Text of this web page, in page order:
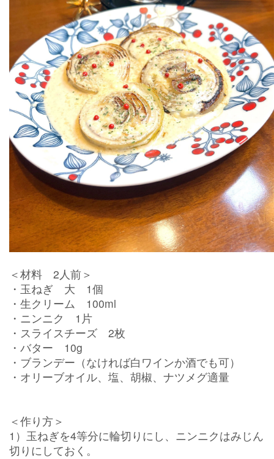
＜材料 2人前＞
・玉ねぎ 大 1個
・生クリーム 100ml
・ニンニク 1片
・スライスチーズ 2枚
・バター 10g
・ブランデー（なければ白ワインか酒でも可）
・オリーブオイル、塩、胡椒、ナツメグ適量
＜作り方＞
1）玉ねぎを4等分に輪切りにし、ニンニクはみじん
切りにしておく。